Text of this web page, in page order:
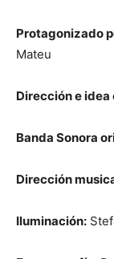
Protagonizado
Mateu
Dirección e idea
Banda Sonora
Dirección
Iluminación: